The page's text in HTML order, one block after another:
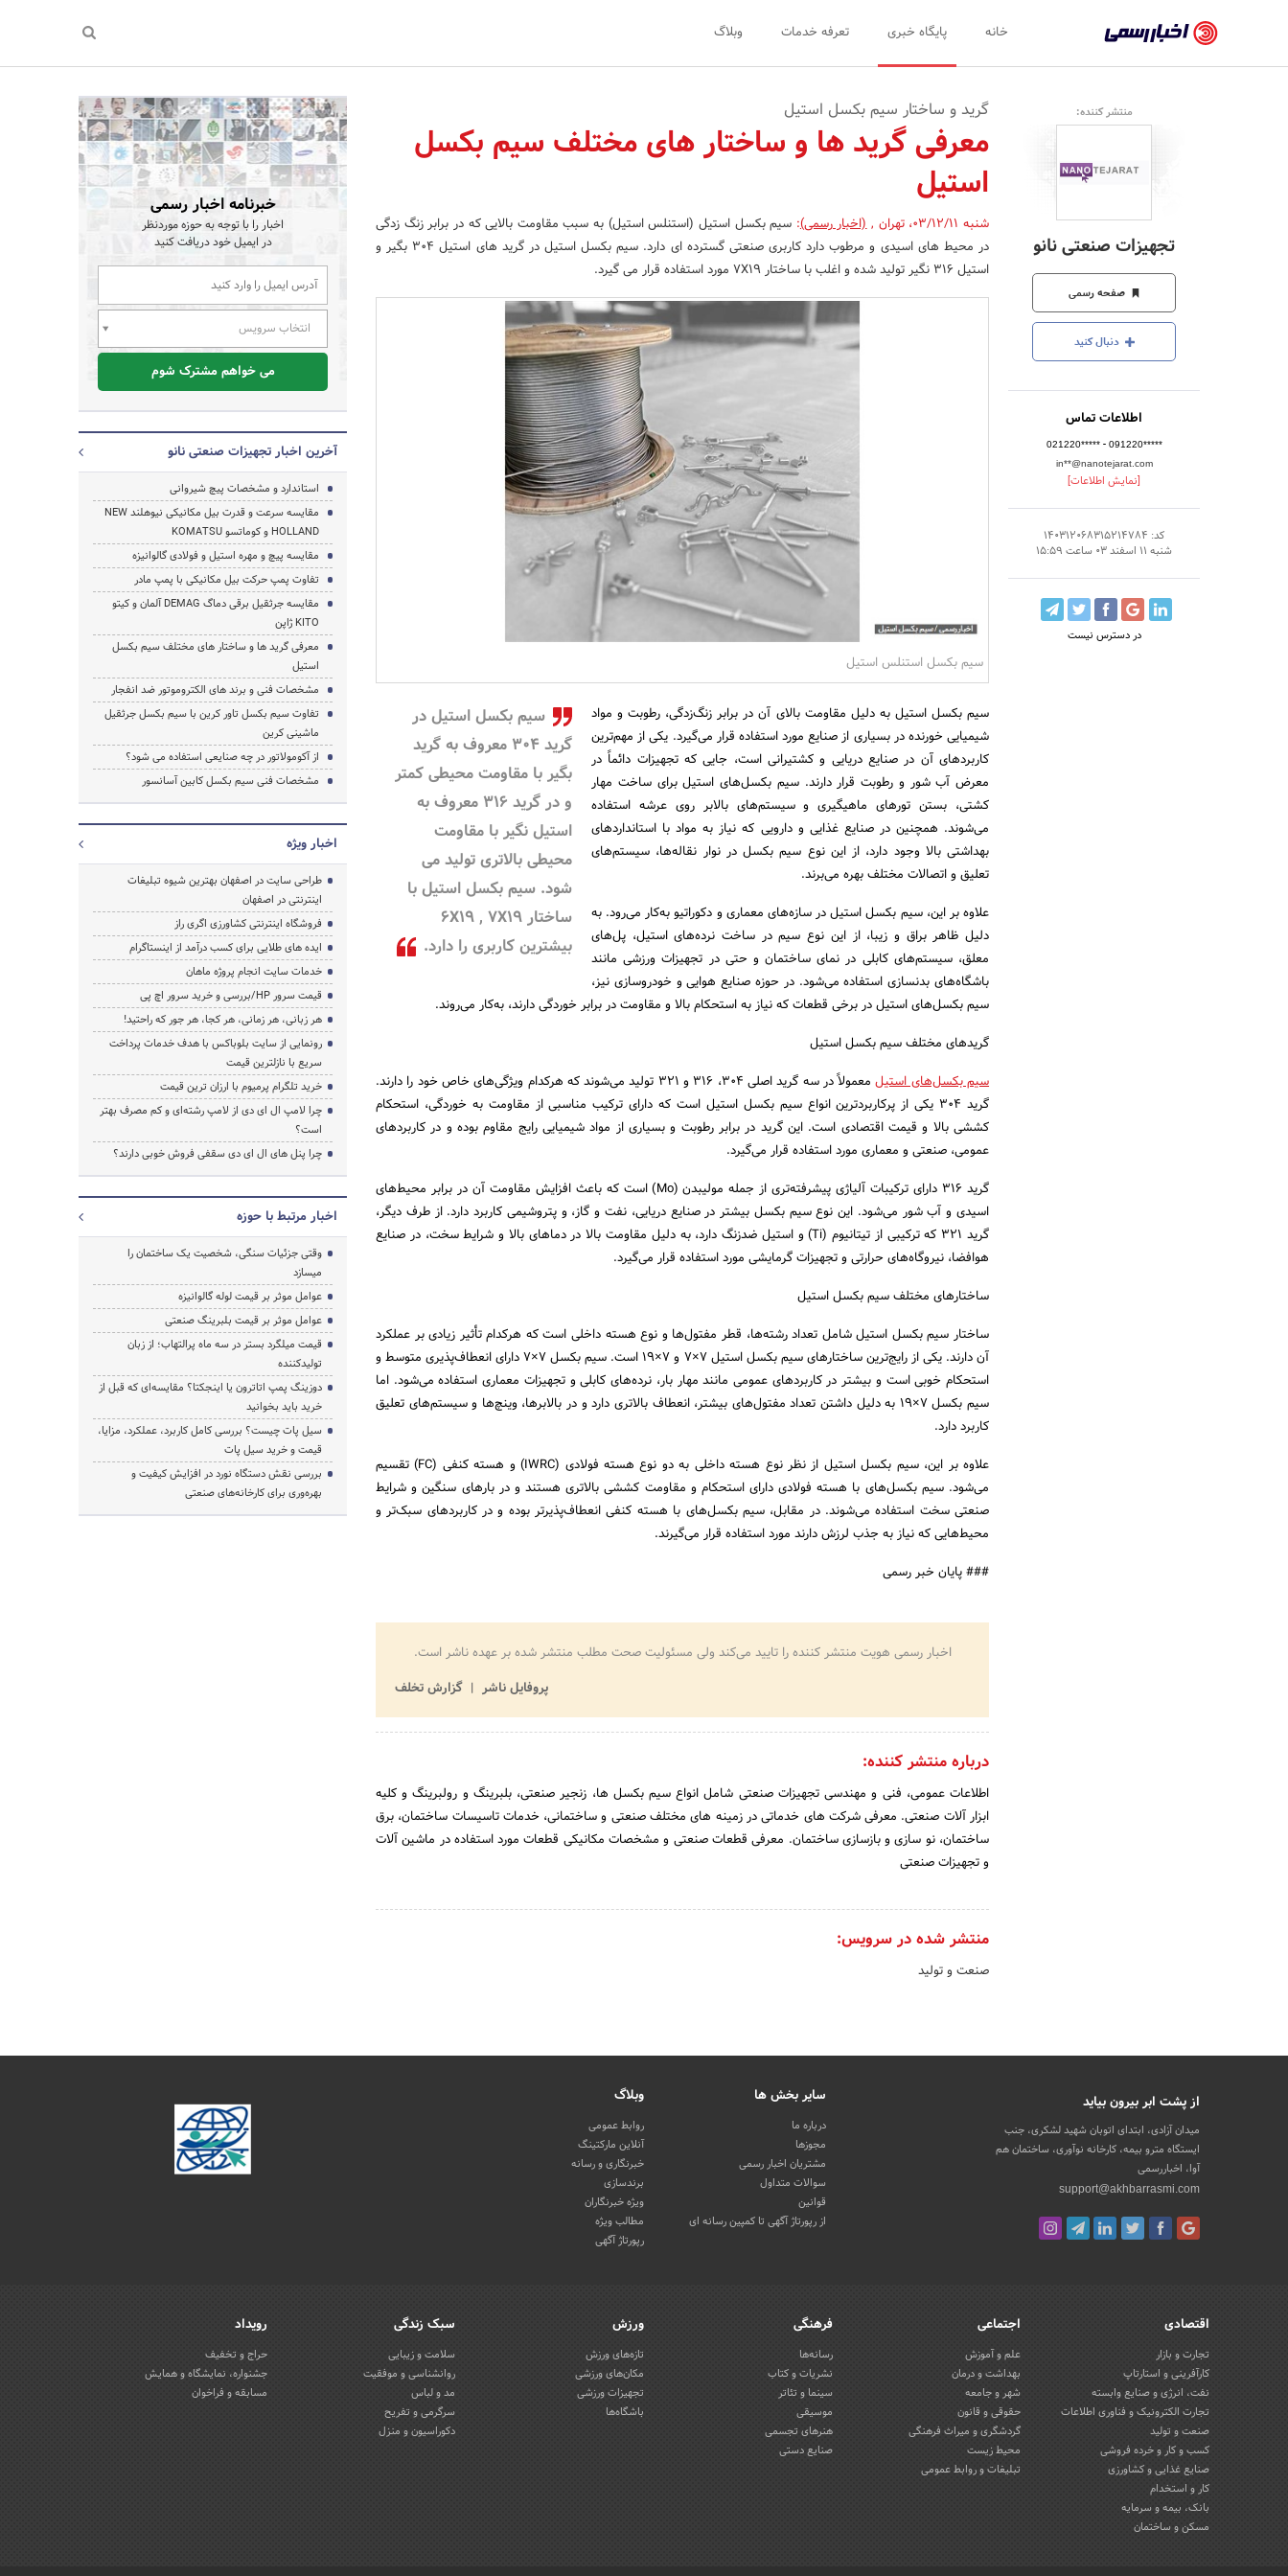
رسمی
-
اخبار
تایید
شرکت‌ها،
سازمان‌ها
و
روابط
عمومی‌ها
خانه پایگاه خبری تعرفه خدمات وبلاگ
منتشر کننده:
تجهیزات صنعتی نانو
صفحه رسمی
دنبال کنید
اطلاعات تماس
021220***** - 091220*****
in**@nanotejarat.com
[نمایش اطلاعات]
کد: 140312068315214784
شنبه 11 اسفند 03 ساعت 15:59
در دسترس نیست
گرید و ساختار سیم بکسل استیل
معرفی گرید ها و ساختار های مختلف سیم بکسل
استیل
شنبه 03/12/11 ،تهران ,(اخبار رسمی): سیم بکسل استیل (استنلس استیل) به سبب مقاومت بالایی که در برابر زنگ زدگی
در محیط های اسیدی و مرطوب دارد کاربری صنعتی گسترده ای دارد. سیم بکسل استیل در گرید های استیل 304 بگیر و
استیل 316 نگیر تولید شده و اغلب با ساختار 7X19 مورد استفاده قرار می گیرد.
سیم بکسل استنلس استیل
سیم بکسل استیل در
گرید 304 معروف به گرید
بگیر با مقاومت محیطی کمتر
و در گرید 316 معروف به
استیل نگیر با مقاومت
محیطی بالاتری تولید می
شود. سیم بکسل استیل با
ساختار 6X19 , 7X19
بیشترین کاربری را دارد.
سیم بکسل استیل به دلیل مقاومت بالای آن در برابر زنگ‌زدگی، رطوبت و مواد
شیمیایی خورنده در بسیاری از صنایع مورد استفاده قرار می‌گیرد. یکی از مهم‌ترین
کاربردهای آن در صنایع دریایی و کشتیرانی است، جایی که تجهیزات دائماً در
معرض آب شور و رطوبت قرار دارند. سیم بکسل‌های استیل برای ساخت مهار
کشتی، بستن تورهای ماهیگیری و سیستم‌های بالابر روی عرشه استفاده
می‌شوند. همچنین در صنایع غذایی و دارویی که نیاز به مواد با استانداردهای
بهداشتی بالا وجود دارد، از این نوع سیم بکسل در نوار نقاله‌ها، سیستم‌های
تعلیق و اتصالات مختلف بهره می‌برند.
علاوه بر این، سیم بکسل استیل در سازه‌های معماری و دکوراتیو به‌کار می‌رود. به
دلیل ظاهر براق و زیبا، از این نوع سیم در ساخت نرده‌های استیل، پل‌های
معلق، سیستم‌های کابلی در نمای ساختمان و حتی در تجهیزات ورزشی مانند
باشگاه‌های بدنسازی استفاده می‌شود. در حوزه صنایع هوایی و خودروسازی نیز،
سیم بکسل‌های استیل در برخی قطعات که نیاز به استحکام بالا و مقاومت در برابر خوردگی دارند، به‌کار می‌روند.
گریدهای مختلف سیم بکسل استیل
سیم بکسل‌های استیل
معمولاً در سه گرید اصلی 304، 316 و 321 تولید می‌شوند که هرکدام ویژگی‌های خاص خود را دارند.
گرید 304 یکی از پرکاربردترین انواع سیم بکسل استیل است که دارای ترکیب مناسبی از مقاومت به خوردگی، استحکام
کششی بالا و قیمت اقتصادی است. این گرید در برابر رطوبت و بسیاری از مواد شیمیایی رایج مقاوم بوده و در کاربردهای
عمومی، صنعتی و معماری مورد استفاده قرار می‌گیرد.
گرید 316 دارای ترکیبات آلیاژی پیشرفته‌تری از جمله مولیبدن (Mo) است که باعث افزایش مقاومت آن در برابر محیط‌های
اسیدی و آب شور می‌شود. این نوع سیم بکسل بیشتر در صنایع دریایی، نفت و گاز، و پتروشیمی کاربرد دارد. از طرف دیگر،
گرید 321 که ترکیبی از تیتانیوم (Ti) و استیل ضدزنگ دارد، به دلیل مقاومت بالا در دماهای بالا و شرایط سخت، در صنایع
هوافضا، نیروگاه‌های حرارتی و تجهیزات گرمایشی مورد استفاده قرار می‌گیرد.
ساختارهای مختلف سیم بکسل استیل
ساختار سیم بکسل استیل شامل تعداد رشته‌ها، قطر مفتول‌ها و نوع هسته داخلی است که هرکدام تأثیر زیادی بر عملکرد
آن دارند. یکی از رایج‌ترین ساختارهای سیم بکسل استیل 7×7 و 7×19 است. سیم بکسل 7×7 دارای انعطاف‌پذیری متوسط و
استحکام خوبی است و بیشتر در کاربردهای عمومی مانند مهار بار، نرده‌های کابلی و تجهیزات معماری استفاده می‌شود. اما
سیم بکسل 7×19 به دلیل داشتن تعداد مفتول‌های بیشتر، انعطاف بالاتری دارد و در بالابرها، وینچ‌ها و سیستم‌های تعلیق
کاربرد دارد.
علاوه بر این، سیم بکسل استیل از نظر نوع هسته داخلی به دو نوع هسته فولادی (IWRC) و هسته کنفی (FC) تقسیم
می‌شود. سیم بکسل‌های با هسته فولادی دارای استحکام و مقاومت کششی بالاتری هستند و در بارهای سنگین و شرایط
صنعتی سخت استفاده می‌شوند. در مقابل، سیم بکسل‌های با هسته کنفی انعطاف‌پذیرتر بوده و در کاربردهای سبک‌تر و
محیط‌هایی که نیاز به جذب لرزش دارند مورد استفاده قرار می‌گیرند.
### پایان خبر رسمی
اخبار رسمی هویت منتشر کننده را تایید می‌کند ولی مسئولیت صحت مطلب منتشر شده بر عهده ناشر است.
پروفایل ناشر
گزارش تخلف
درباره منتشر کننده:
اطلاعات عمومی، فنی و مهندسی تجهیزات صنعتی شامل انواع سیم بکسل ها، زنجیر صنعتی، بلبرینگ و رولبرینگ و کلیه
ابزار آلات صنعتی. معرفی شرکت های خدماتی در زمینه های مختلف صنعتی و ساختمانی، خدمات تاسیسات ساختمان، برق
ساختمان، نو سازی و بازسازی ساختمان. معرفی قطعات صنعتی و مشخصات مکانیکی قطعات مورد استفاده در ماشین آلات
و تجهیزات صنعتی
منتشر شده در سرویس:
صنعت و تولید
خبرنامه اخبار رسمی
اخبار را با توجه به حوزه موردنظر
در ایمیل خود دریافت کنید
انتخاب سرویس
می خواهم مشترک شوم
آخرین اخبار تجهیزات صنعتی نانو
استاندارد و مشخصات پیچ شیروانی
مقایسه سرعت و قدرت بیل مکانیکی نیوهلند NEW
HOLLAND و کوماتسو KOMATSU
مقایسه پیچ و مهره استیل و فولادی گالوانیزه
تفاوت پمپ حرکت بیل مکانیکی با پمپ مادر
مقایسه جرثقیل برقی دماگ DEMAG آلمان و کیتو
KITO ژاپن
معرفی گرید ها و ساختار های مختلف سیم بکسل
استیل
مشخصات فنی و برند های الکتروموتور ضد انفجار
تفاوت سیم بکسل تاور کرین با سیم بکسل جرثقیل
ماشینی کرین
از آکومولاتور در چه صنایعی استفاده می شود؟
مشخصات فنی سیم بکسل کابین آسانسور
اخبار ویژه
طراحی سایت در اصفهان بهترین شیوه تبلیغات
اینترنتی در اصفهان
فروشگاه اینترنتی کشاورزی اگری راز
ایده های طلایی برای کسب درآمد از اینستاگرام
خدمات سایت انجام پروژه ماهان
قیمت سرور HP/بررسی و خرید سرور اچ پی
هر زبانی، هر زمانی، هر کجا، هر جور که راحتید!
رونمایی از سایت بلوباکس با هدف خدمات پرداخت
سریع با نازلترین قیمت
خرید تلگرام پرمیوم با ارزان ترین قیمت
چرا لامپ ال ای دی از لامپ رشته‌ای و کم مصرف بهتر
است؟
چرا پنل های ال ای دی سقفی فروش خوبی دارند؟
اخبار مرتبط با حوزه
وقتی جزئیات سنگی، شخصیت یک ساختمان را
میسازد
عوامل موثر بر قیمت لوله گالوانیزه
عوامل موثر بر قیمت بلبرینگ صنعتی
قیمت میلگرد بستر در سه ماه پرالتهاب؛ از زبان
تولیدکننده
دوزینگ پمپ اتاترون یا اینجکتا؟ مقایسه‌ای که قبل از
خرید باید بخوانید
سیل پات چیست؟ بررسی کامل کاربرد، عملکرد، مزایا،
قیمت و خرید سیل پات
بررسی نقش دستگاه نورد در افزایش کیفیت و
بهره‌وری برای کارخانه‌های صنعتی
از پشت ابر بیرون بیاید
میدان آزادی، ابتدای اتوبان شهید لشکری، جنب
ایستگاه مترو بیمه، کارخانه نوآوری، ساختمان هم
آوا، اخباررسمی
support@akhbarrasmi.com
سایر بخش ها
درباره ما
مجوزها
مشتریان اخبار رسمی
سوالات متداول
قوانین
از رپورتاژ آگهی تا کمپین رسانه ای
وبلاگ
روابط عمومی
آنلاین مارکتینگ
خبرنگاری و رسانه
برندسازی
ویژه خبرنگاران
مطالب ویژه
رپورتاژ آگهی
اقتصادی
تجارت و بازار
کارآفرینی و استارتاپ
نفت، انرژی و صنایع وابسته
تجارت الکترونیک و فناوری اطلاعات
صنعت و تولید
کسب و کار و خرده فروشی
صنایع غذایی و کشاورزی
کار و استخدام
بانک، بیمه و سرمایه
مسکن و ساختمان
اجتماعی
علم و آموزش
بهداشت و درمان
شهر و جامعه
حقوقی و قانون
گردشگری و میراث فرهنگی
محیط زیست
تبلیغات و روابط عمومی
فرهنگی
رسانه‌ها
نشریات و کتاب
سینما و تئاتر
موسیقی
هنرهای تجسمی
صنایع دستی
ورزش
تازه‌های ورزش
مکان‌های ورزشی
تجهیزات ورزشی
باشگاه‌ها
سبک زندگی
سلامت و زیبایی
روانشناسی و موفقیت
مد و لباس
سرگرمی و تفریح
دکوراسیون و منزل
رویداد
حراج و تخفیف
جشنواره، نمایشگاه و همایش
مسابقه و فراخوان